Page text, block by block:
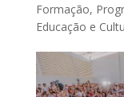
Formação,
Educação e